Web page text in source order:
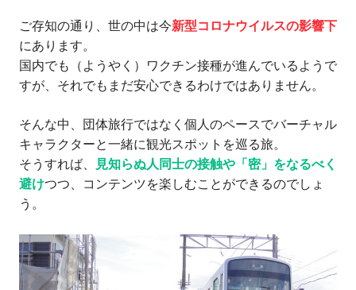
ご存知の通り、世の中は今新型コロナウイルスの影響下
にあります。
国内でも（ようやく）ワクチン接種が進んでいるようで
すが、それでもまだ安心できるわけではありません。
そんな中、団体旅行ではなく個人のペースでバーチャル
キャラクターと一緒に観光スポットを巡る旅。
そうすれば、 見知らぬ人同士の接触や「密」をなるべく
避けつつ、コンテンツを楽しむことができるのでしょ
う。